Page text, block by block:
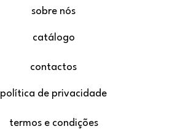
sobre nós
catálogo
contactos
política de privacidade
termos e condições